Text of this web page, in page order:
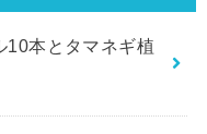
10本とタマネギ植